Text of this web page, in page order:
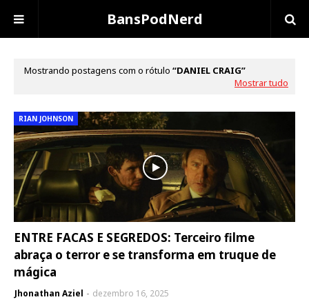
BansPodNerd
Mostrando postagens com o rótulo
DANIEL CRAIG
Mostrar tudo
RIAN JOHNSON
ENTRE FACAS E SEGREDOS: Terceiro filme
abraça o terror e se transforma em truque de
mágica
Jhonathan Aziel dezembro 16, 2025